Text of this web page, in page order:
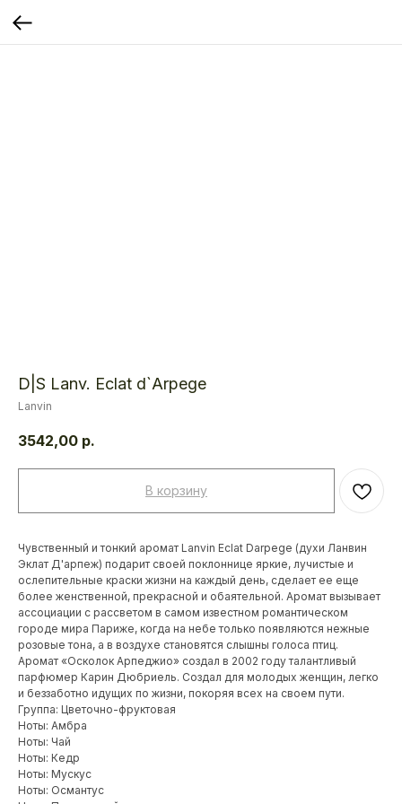
D|S Lanv. Eclat d`Arpege
Lanvin
3542,00 р.
В корзину
Чувственный и тонкий аромат Lanvin Eclat Darpege (духи Ланвин
Эклат Д'арпеж) подарит своей поклоннице яркие, лучистые и
ослепительные краски жизни на каждый день, сделает ее еще
более женственной, прекрасной и обаятельной. Аромат вызывает
ассоциации с рассветом в самом известном романтическом
городе мира Париже, когда на небе только появляются нежные
розовые тона, а в воздухе становятся слышны голоса птиц.
Аромат «Осколок Арпеджио» создал в 2002 году талантливый
парфюмер Карин Дюбриель. Создал для молодых женщин, легко
и беззаботно идущих по жизни, покоряя всех на своем пути.
Группа: Цветочно-фруктовая
Ноты: Амбра
Ноты: Чай
Ноты: Кедр
Ноты: Мускус
Ноты: Османтус